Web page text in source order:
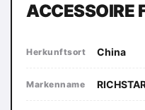
ACCESSOIRE
Herkunftsort China
Markenname